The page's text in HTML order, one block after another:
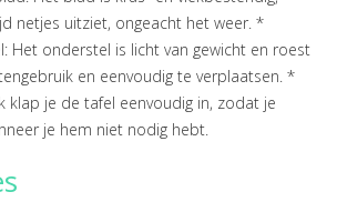
netjes uitziet, ongeacht het weer. *
Het onderstel is licht van gewicht en roest
en eenvoudig te verplaatsen. *
klap je de tafel eenvoudig in, zodat je
je hem niet nodig hebt.